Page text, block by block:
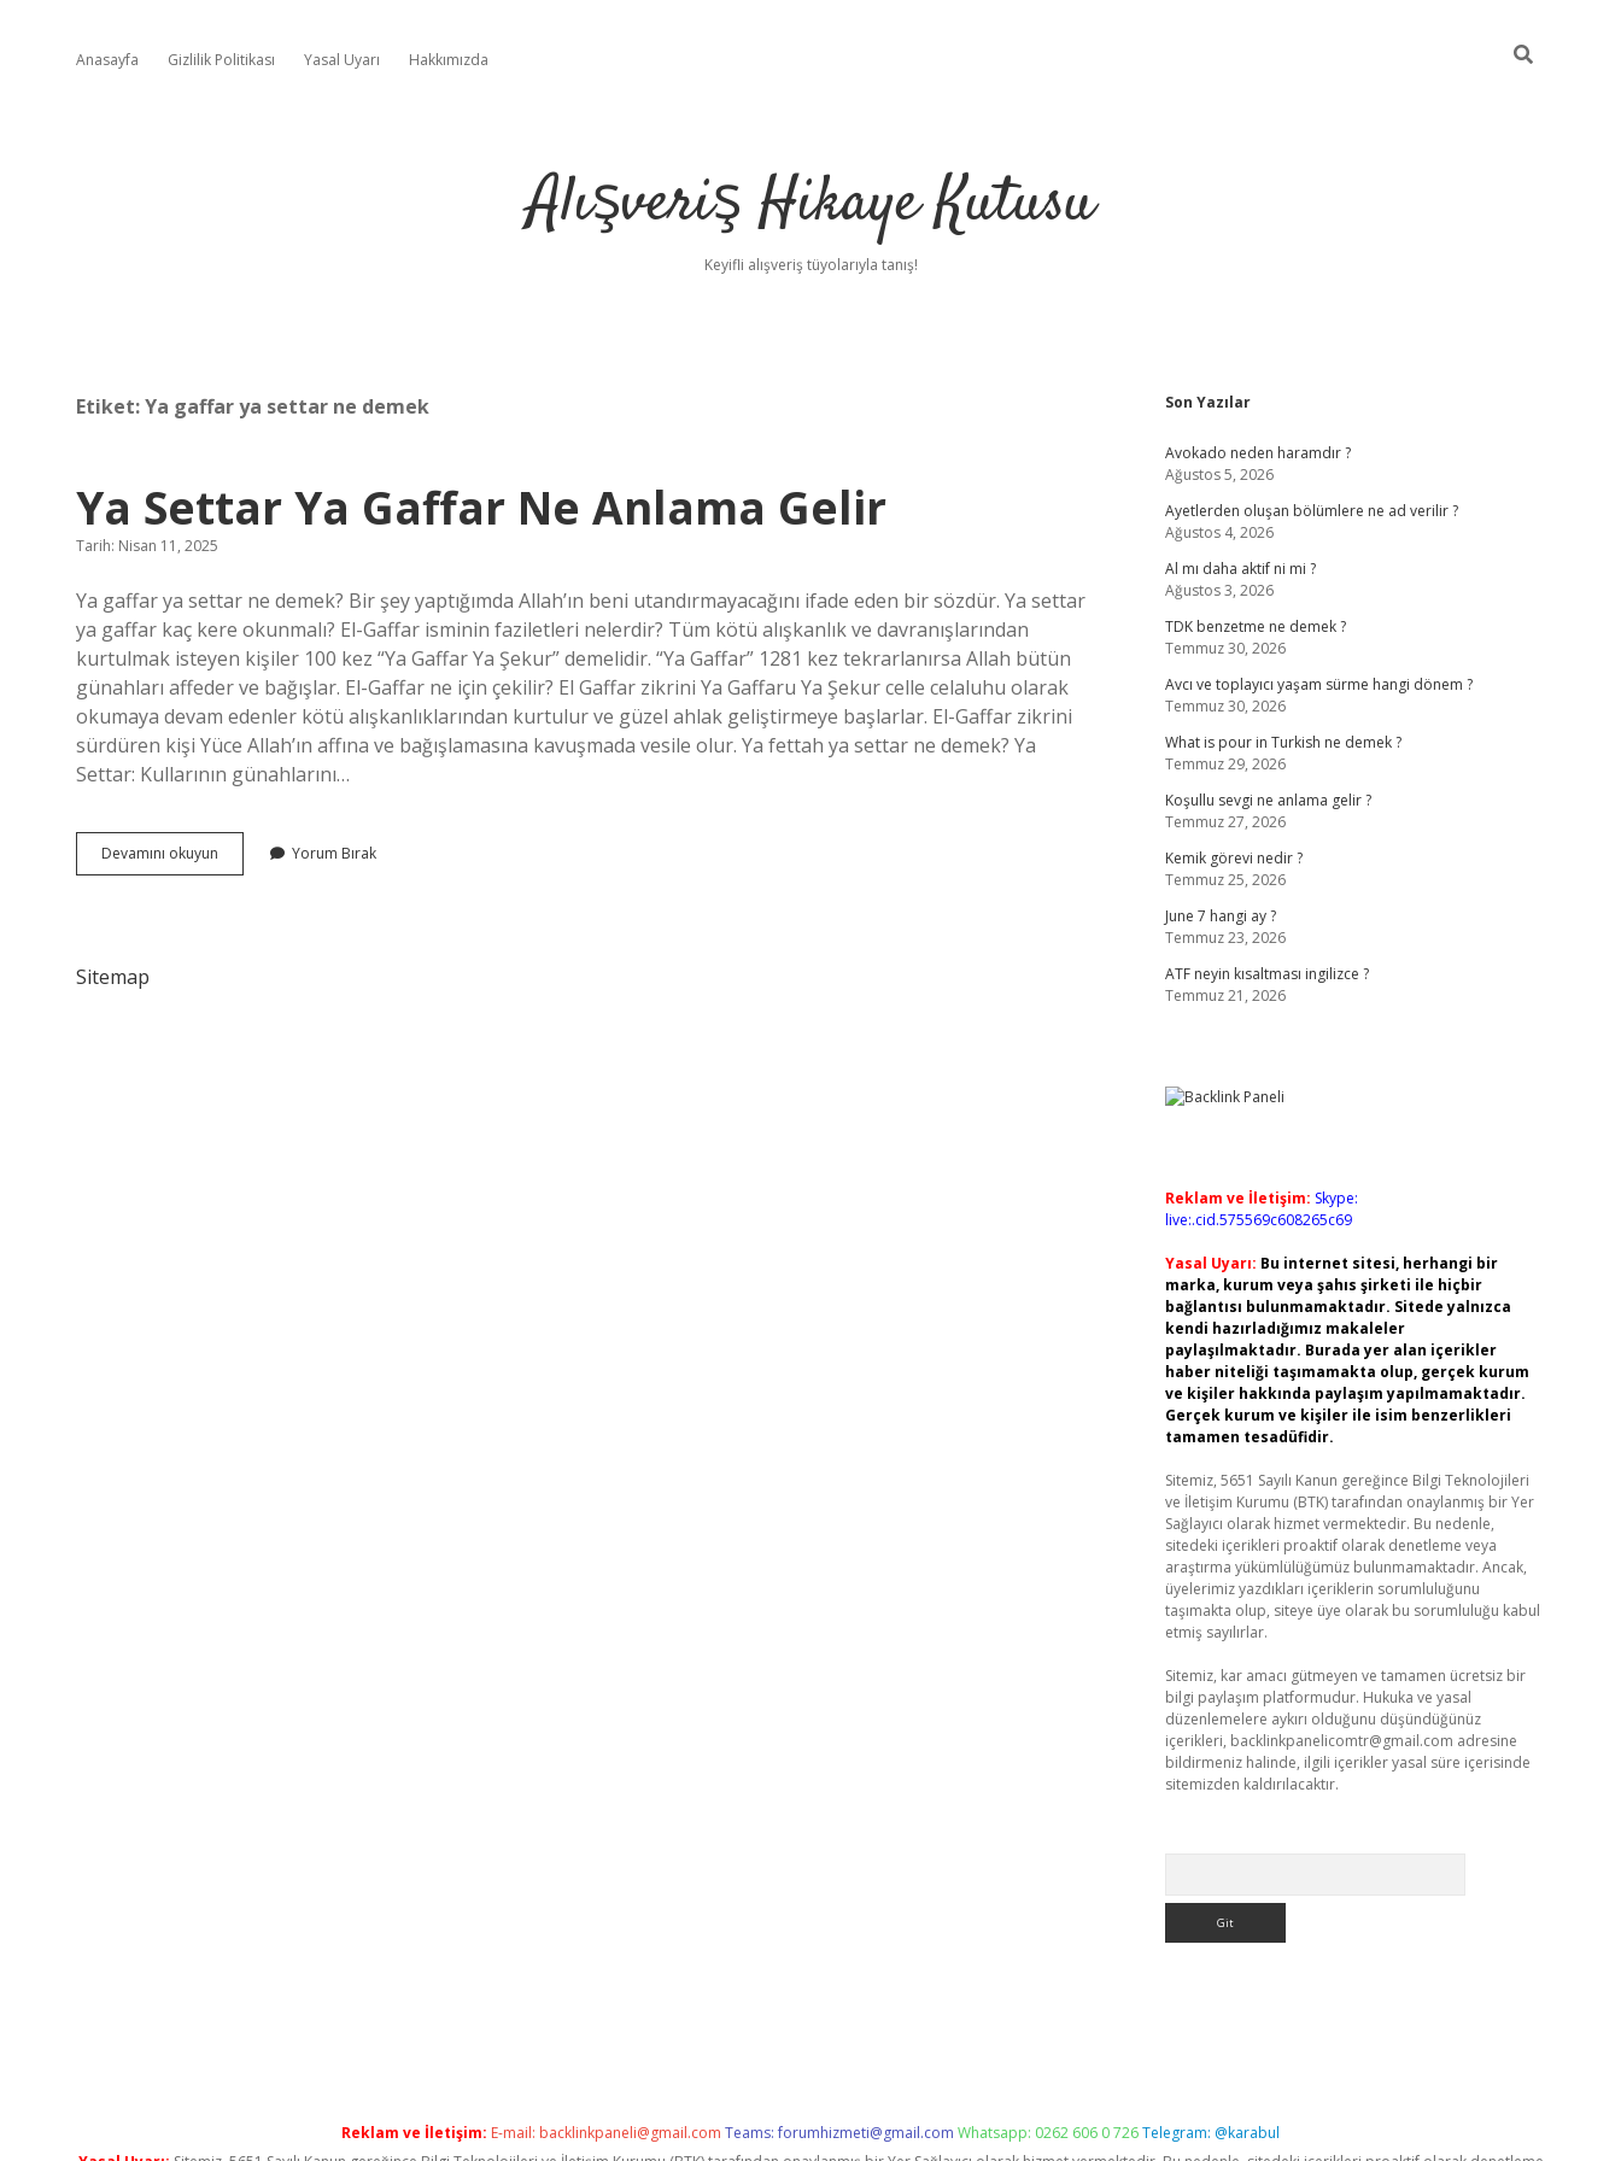
Anasayfa Gizlilik Politikası Yasal Uyarı Hakkımızda
Alışveriş Hikaye Kutusu
Keyifli alışveriş tüyolarıyla tanış!
Etiket:Ya gaffar ya settar ne demek
Ya Settar Ya Gaffar Ne Anlama Gelir
Tarih: Nisan 11, 2025
Ya gaffar ya settar ne demek? Bir şey yaptığımda Allah’ın beni utandırmayacağını ifade eden bir sözdür. Ya settar
ya gaffar kaç kere okunmalı? El-Gaffar isminin faziletleri nelerdir? Tüm kötü alışkanlık ve davranışlarından
kurtulmak isteyen kişiler 100 kez “Ya Gaffar Ya Şekur” demelidir. “Ya Gaffar” 1281 kez tekrarlanırsa Allah bütün
günahları affeder ve bağışlar. El-Gaffar ne için çekilir? El Gaffar zikrini Ya Gaffaru Ya Şekur celle celaluhu olarak
okumaya devam edenler kötü alışkanlıklarından kurtulur ve güzel ahlak geliştirmeye başlarlar. El-Gaffar zikrini
sürdüren kişi Yüce Allah’ın affına ve bağışlamasına kavuşmada vesile olur. Ya fettah ya settar ne demek? Ya
Settar: Kullarının günahlarını…
Devamını okuyun
Settar
Yorum Bırak
Sitemap
Sidebar
Son Yazılar
Avokado neden haramdır ?
Ağustos 5, 2026
Ayetlerden oluşan bölümlere ne ad verilir ?
Ağustos 4, 2026
Al mı daha aktif ni mi ?
Ağustos 3, 2026
TDK benzetme ne demek ?
Temmuz 30, 2026
Avcı ve toplayıcı yaşam sürme hangi dönem ?
Temmuz 30, 2026
What is pour in Turkish ne demek ?
Temmuz 29, 2026
Koşullu sevgi ne anlama gelir ?
Temmuz 27, 2026
Kemik görevi nedir ?
Temmuz 25, 2026
June 7 hangi ay ?
Temmuz 23, 2026
ATF neyin kısaltması ingilizce ?
Temmuz 21, 2026
Reklam ve İletişim: Skype:
live:.cid.575569c608265c69
Yasal Uyarı: Bu internet sitesi, herhangi bir
marka, kurum veya şahıs şirketi ile hiçbir
bağlantısı bulunmamaktadır. Sitede yalnızca
kendi hazırladığımız makaleler
paylaşılmaktadır. Burada yer alan içerikler
haber niteliği taşımamakta olup, gerçek kurum
ve kişiler hakkında paylaşım yapılmamaktadır.
Gerçek kurum ve kişiler ile isim benzerlikleri
tamamen tesadüfidir.
Sitemiz, 5651 Sayılı Kanun gereğince Bilgi Teknolojileri
ve İletişim Kurumu (BTK) tarafından onaylanmış bir Yer
Sağlayıcı olarak hizmet vermektedir. Bu nedenle,
sitedeki içerikleri proaktif olarak denetleme veya
araştırma yükümlülüğümüz bulunmamaktadır. Ancak,
üyelerimiz yazdıkları içeriklerin sorumluluğunu
taşımakta olup, siteye üye olarak bu sorumluluğu kabul
etmiş sayılırlar.
Sitemiz, kar amacı gütmeyen ve tamamen ücretsiz bir
bilgi paylaşım platformudur. Hukuka ve yasal
düzenlemelere aykırı olduğunu düşündüğünüz
içerikleri, backlinkpanelicomtr@gmail.com adresine
bildirmeniz halinde, ilgili içerikler yasal süre içerisinde
sitemizden kaldırılacaktır.
Reklam ve İletişim: E-mail: backlinkpaneli@gmail.com Teams:forumhizmeti@gmail.com Whatsapp: 0262 606 0 726Telegram: @karabul